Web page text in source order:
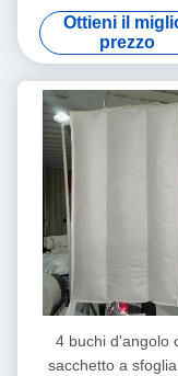
sacchetto a
divisorio
Ottieni il
prezzo
4 buchi d'angolo
sacchetto a